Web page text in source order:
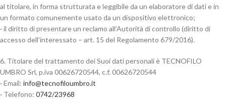
al titolare, in forma strutturata e leggibile da un elaboratore di dati e in
un formato comunemente usato da un dispositivo elettronico;
· il diritto di presentare un reclamo all’Autorità di controllo (diritto di
accesso dell’interessato – art. 15 del Regolamento 679/2016).
6. Titolare del trattamento dei Suoi dati personali è TECNOFILO
UMBRO Srl, p.iva 00626720544, c.f. 00626720544
· Email:
ti.orbmuolifoncet
@ofni
· Telefono: 0742/23968